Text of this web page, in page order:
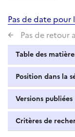
Pas de date pour
Pas de retour
Table des
Position dans la
Versions publiées
Critères de